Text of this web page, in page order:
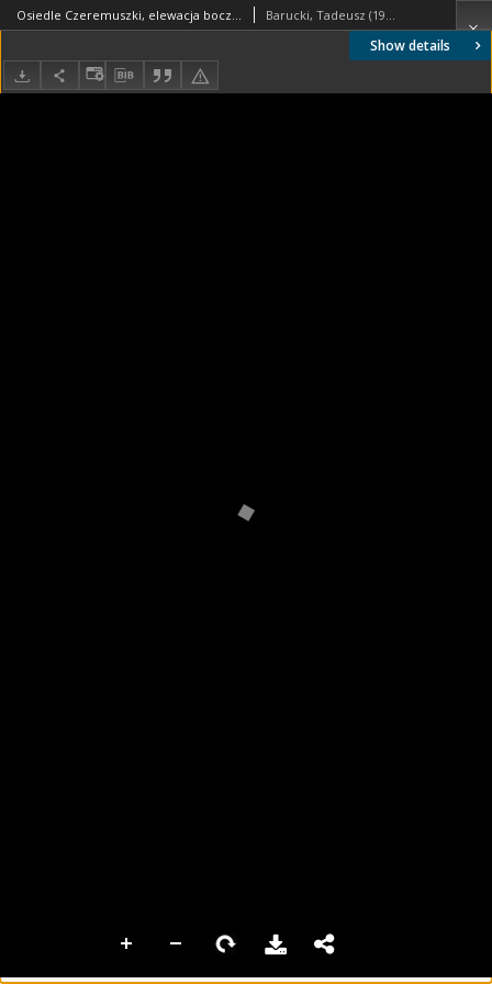
Show details
Osiedle Czeremuszki, elewacja boczna czterokondygnacyjnego budynku mieszkalnego, Moskwa, Rosja Barucki, Tadeusz (1922- ). Fotograf